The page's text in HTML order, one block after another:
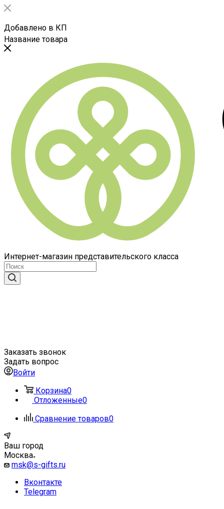
Добавлено в КП
Название товара
Интернет-магазин представительского класса
Заказать звонок
Задать вопрос
Войти
Корзина0
Отложенные0
Сравнение товаров0
Ваш город
Москва
msk@s-gifts.ru
Вконтакте
Telegram